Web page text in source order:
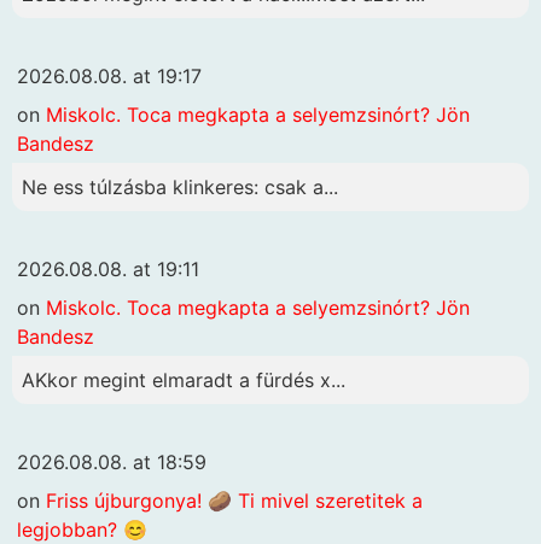
2026.08.08. at 19:17
on Miskolc. Toca megkapta a selyemzsinórt? Jön
Bandesz
Ne ess túlzásba klinkeres: csak a...
2026.08.08. at 19:11
on Miskolc. Toca megkapta a selyemzsinórt? Jön
Bandesz
AKkor megint elmaradt a fürdés x...
2026.08.08. at 18:59
on Friss újburgonya! 🥔 Ti mivel szeretitek a
legjobban? 😊